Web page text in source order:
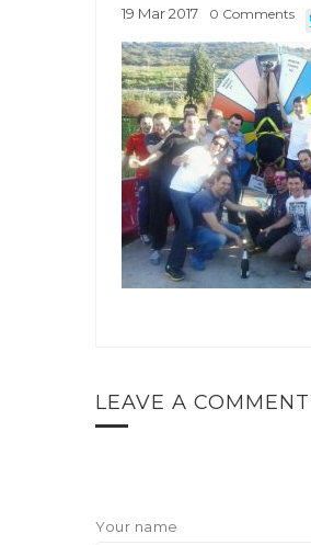
19 Mar2017 0 Comments
LEAVE A COMMENT
Your name